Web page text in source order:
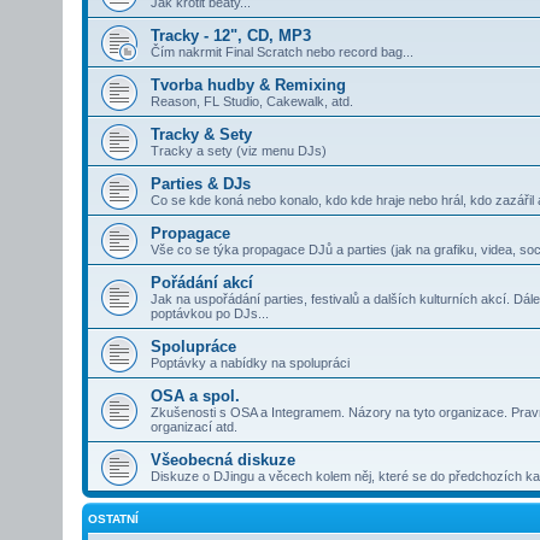
Tracky - 12", CD, MP3
Čím nakrmit Final Scratch nebo record bag...
Tvorba hudby & Remixing
Reason, FL Studio, Cakewalk, atd.
Tracky & Sety
Tracky a sety (viz menu DJs)
Parties & DJs
Co se kde koná nebo konalo, kdo kde hraje nebo hrál, kdo zazářil
Propagace
Vše co se týka propagace DJů a parties (jak na grafiku, videa,
Pořádání akcí
Jak na uspořádání parties, festivalů a dalších kulturních akcí.
poptávkou po DJs...
Spolupráce
Poptávky a nabídky na spolupráci
OSA a spol.
Zkušenosti s OSA a Integramem. Názory na tyto organizace.
organizací atd.
Všeobecná diskuze
Diskuze o DJingu a věcech kolem něj, které se do předchozích
OSTATNÍ